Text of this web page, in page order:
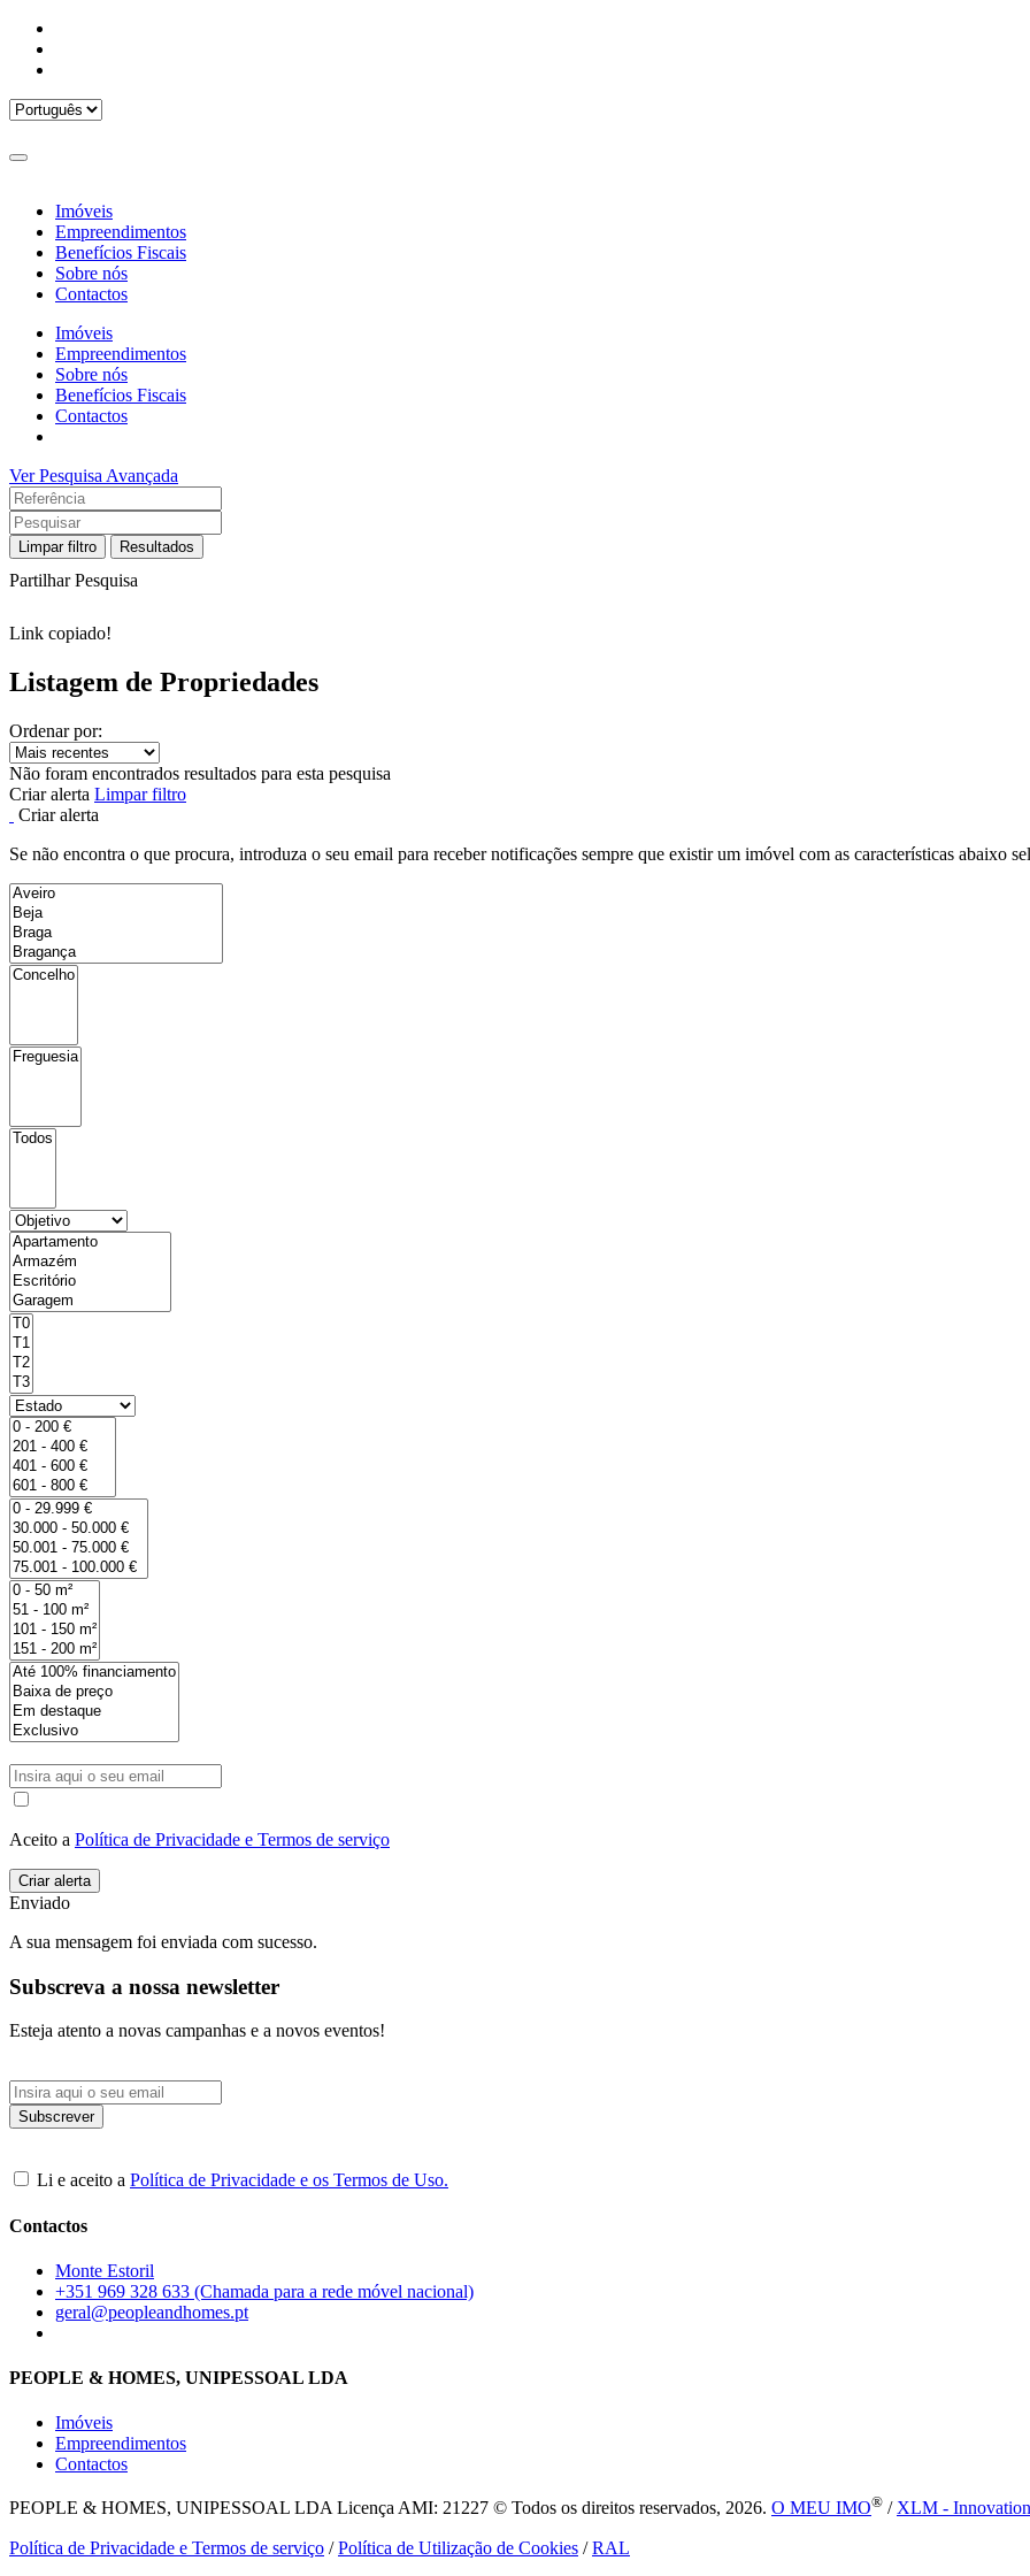
Imóveis
Empreendimentos
Benefícios Fiscais
Sobre nós
Contactos
Imóveis
Empreendimentos
Sobre nós
Benefícios Fiscais
Contactos
Ver Pesquisa Avançada
Limpar filtro Resultados
Partilhar Pesquisa
Link copiado!
Listagem de Propriedades
Ordenar por:
Não foram encontrados resultados para esta pesquisa
Criar alerta Limpar filtro
Criar alerta
Se não encontra o que procura, introduza o seu email para receber notificações sempre que existir um imóvel com as características abaixo
Aceito a Política de Privacidade e Termos de serviço
Enviado
A sua mensagem foi enviada com sucesso.
Subscreva a nossa newsletter
Esteja atento a novas campanhas e a novos eventos!
Li e aceito a Política de Privacidade e os Termos de Uso.
Contactos
Monte Estoril
+351 969 328 633 (Chamada para a rede móvel nacional)
geral@peopleandhomes.pt
PEOPLE & HOMES, UNIPESSOAL LDA
Imóveis
Empreendimentos
Contactos
PEOPLE & HOMES, UNIPESSOAL LDALicença AMI: 21227 © Todos os direitos reservados, 2026. O MEU IMO® /XLM -
Política de Privacidade e Termos de serviço /Política de Utilização de Cookies /RAL